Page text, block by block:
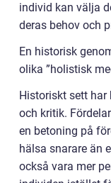
individ kan välja
deras behov och
En historisk
olika ”holistisk
Historiskt sett
och kritik.
en betoning på
hälsa snarare än
också vara mer